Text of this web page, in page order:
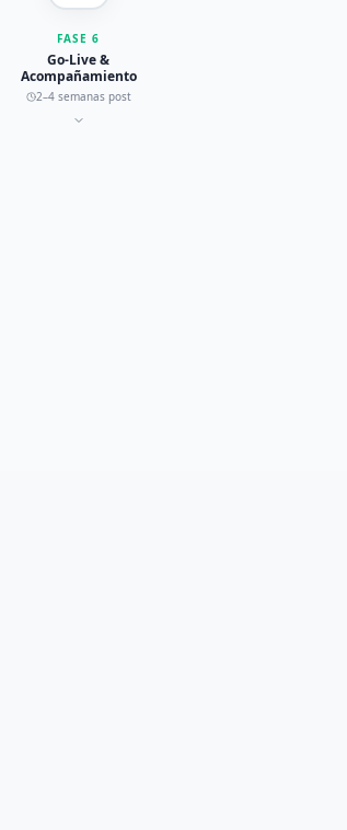
FASE6
Go-Live &
Acompañamiento
2–4 semanas post